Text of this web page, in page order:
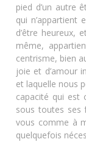
pied d’un autre
qui n’appartient
d’être heureux,
même,
centrisme, bien
joie et d’amour
et laquelle nous
capacité qui est
sous toutes ses
vous comme à
quelquefois